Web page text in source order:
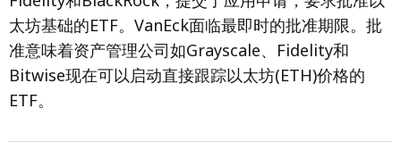
太坊基础的ETF。VanEck面临最即时的批准期限。批
准意味着资产管理公司如Grayscale、Fidelity和
Bitwise现在可以启动直接跟踪以太坊(ETH)价格的
ETF。